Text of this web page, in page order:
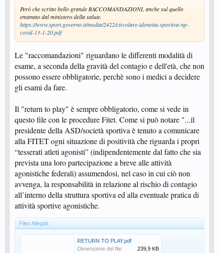
Però che scritto bello grande RACCOMANDAZIONI, anche sul quello
emanato dal ministero della salute.
https://www.sport.governo.it/media/2422/circolare-idoneita-sportiva-np-
covid-13-1-20.pdf
Le "raccomandazioni" riguardano le differenti modalità di
esame, a seconda della gravità del contagio e dell'età, che non
possono essere obbligatorie, perchè sono i medici a decidere
gli esami da fare.
Il "return to play" è sempre obbligatorio, come si vede in
questo file con le procedure Fitet. Come si può notare "...il
presidente della ASD/società sportiva è tenuto a comunicare
alla FITET ogni situazione di positività che riguarda i propri
“tesserati atleti agonisti” (indipendentemente dal fatto che sia
prevista una loro partecipazione a breve alle attività
agonistiche federali) assumendosi, nel caso in cui ciò non
avvenga, la responsabilità in relazione al rischio di contagio
all’interno della struttura sportiva ed alla eventuale pratica di
attività sportive agonistiche.
Files Allegati:
RETURN TO PLAY.pdf
Dimensione del file:
239,9 KB